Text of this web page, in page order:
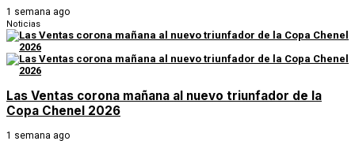
1 semana ago
Noticias
Las Ventas corona mañana al nuevo triunfador de la
Copa Chenel 2026
1 semana ago